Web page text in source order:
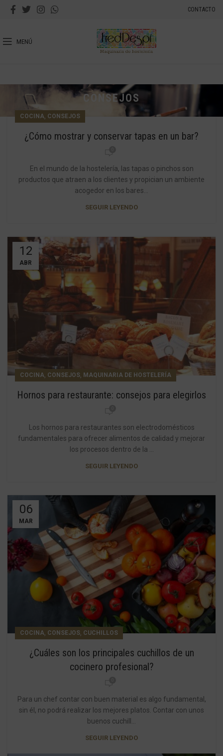
CONTACTO
MENÚ
CONSEJOS
COCINA, CONSEJOS
¿Cómo mostrar y conservar tapas en un bar?
En el mundo de la hostelería, las tapas o pinchos son
productos que atraen a los clientes y propician un ambiente
acogedor en los bares...
SEGUIR LEYENDO
12
ABR
COCINA, CONSEJOS, MAQUINARIA DE HOSTELERÍA
Hornos para restaurante: consejos para elegirlos
Los hornos para restaurantes son electrodomésticos
fundamentales para ofrecer alimentos de calidad y mejorar
los procesos dentro de la ...
SEGUIR LEYENDO
06
MAR
COCINA, CONSEJOS, CUCHILLOS
¿Cuáles son los principales cuchillos de un
cocinero profesional?
Para un chef contar con buen material es algo fundamental,
sin él, no podrá realizar los mejores platos. Contar con unos
buenos cuchill...
SEGUIR LEYENDO